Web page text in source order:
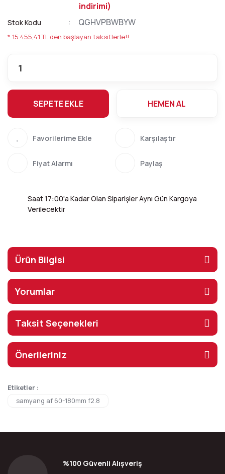
indirimi)
Stok Kodu QGHVPBWBYW
* 15.455,41 TL den başlayan taksitlerle!!
SEPETE EKLE HEMEN AL
Karşılaştır
Fiyat Alarmı Paylaş
Saat 17:00'a Kadar Olan Siparişler Aynı Gün Kargoya
Verilecektir
Ürün Bilgisi
Yorumlar
Taksit Seçenekleri
Önerileriniz
Etiketler :
samyang af 60-180mm f2.8
%100 Güvenli Alışveriş